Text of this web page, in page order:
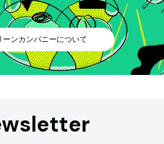
ーンカンパニーについて